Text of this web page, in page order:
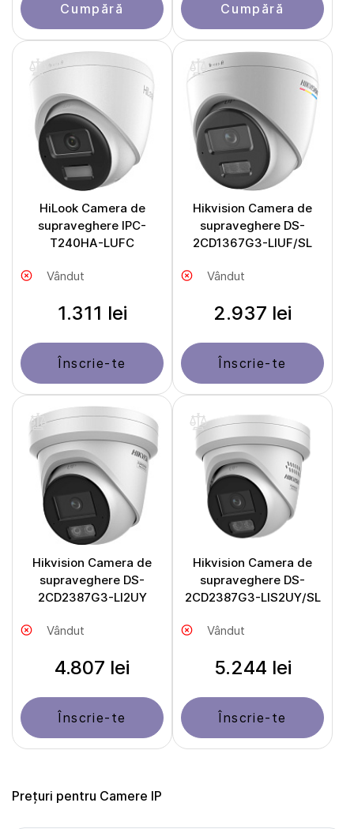
Cumpără Cumpără
HiLook Camera de
supraveghere IPC-
T240HA-LUFC
Vândut
1.311 lei
Înscrie-te
Hikvision Camera de
supraveghere DS-
2CD1367G3-LIUF/SL
Vândut
2.937 lei
Înscrie-te
Hikvision Camera de
supraveghere DS-
2CD2387G3-LI2UY
Vândut
4.807 lei
Înscrie-te
Hikvision Camera de
supraveghere DS-
2CD2387G3-LIS2UY/SL
Vândut
5.244 lei
Înscrie-te
Prețuri pentru Camere IP